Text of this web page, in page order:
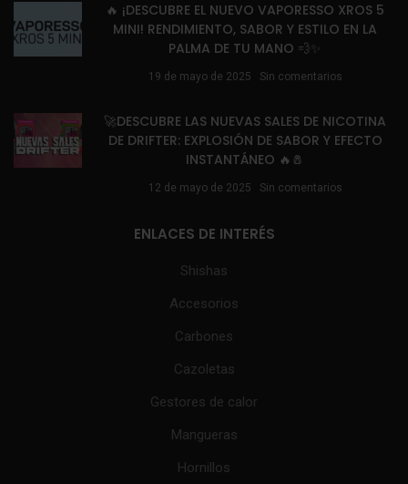
🔥 ¡DESCUBRE EL NUEVO VAPORESSO XROS 5
MINI! RENDIMIENTO, SABOR Y ESTILO EN LA
PALMA DE TU MANO 💨✨
19 de mayo de 2025 Sin comentarios
🚀DESCUBRE LAS NUEVAS SALES DE NICOTINA
DE DRIFTER: EXPLOSIÓN DE SABOR Y EFECTO
INSTANTÁNEO 🔥🧂
12 de mayo de 2025 Sin comentarios
ENLACES DE INTERÉS
Shishas
Accesorios
Carbones
Cazoletas
Gestores de calor
Mangueras
Hornillos